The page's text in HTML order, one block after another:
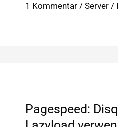
1 Kommentar / Server /
Pagespeed: